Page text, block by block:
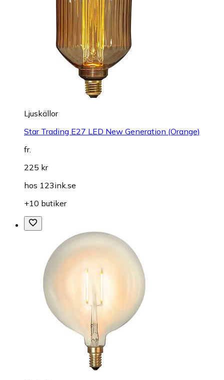
Ljuskällor
Star Trading E27 LED New Generation (Orange)
fr.
225 kr
hos 123ink.se
+10 butiker